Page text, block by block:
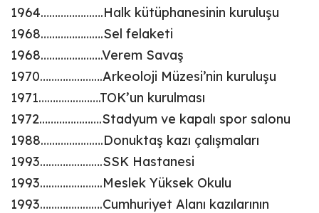
1964………………….Halk kütüphanesinin kuruluşu
1968………………….Sel felaketi
1968………………….Verem Savaş
1970………………….Arkeoloji Müzesi’nin kuruluşu
1971………………….TOK’un kurulması
1972………………….Stadyum ve kapalı spor salonu
1988………………….Donuktaş kazı çalışmaları
1993………………….SSK Hastanesi
1993………………….Meslek Yüksek Okulu
1993………………….Cumhuriyet Alanı kazılarının